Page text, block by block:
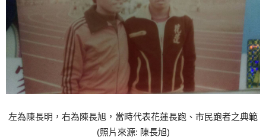
左為陳長明，右為陳長旭，當時代表花蓮長跑、市民跑者之典範
(照片來源: 陳長旭)